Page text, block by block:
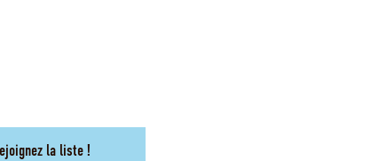
la liste !